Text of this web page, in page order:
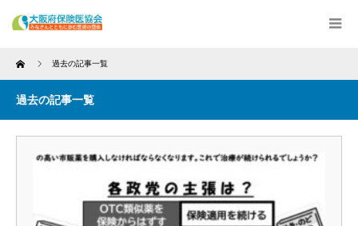
Home 過去の記事一覧
過去の記事一覧